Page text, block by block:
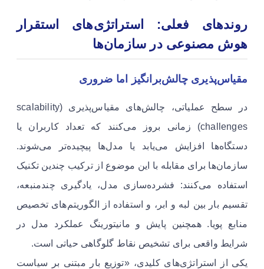
روندهای فعلی: استراتژی‌های استقرار
هوش مصنوعی در سازمان‌ها
مقیاس‌پذیری چالش‌برانگیز اما ضروری
در سطح عملیاتی، چالش‌های مقیاس‌پذیری (scalability
challenges) زمانی بروز می‌کنند که تعداد کاربران یا
دستگاه‌ها افزایش می‌یابد یا مدل‌ها پیچیده‌تر می‌شوند.
سازمان‌ها برای مقابله با این موضوع از ترکیب چندین تکنیک
استفاده می‌کنند: فشرده‌سازی مدل، یادگیری چندمنبعه،
تقسیم بار بین لبه و ابر، و استفاده از الگوریتم‌های تخصیص
منابع پویا. همچنین پایش و مانیتورینگ عملکرد مدل در
شرایط واقعی برای تشخیص نقاط گلوگاهی حیاتی است.
یکی از استراتژی‌های کلیدی، «توزیع بار مبتنی بر سیاست